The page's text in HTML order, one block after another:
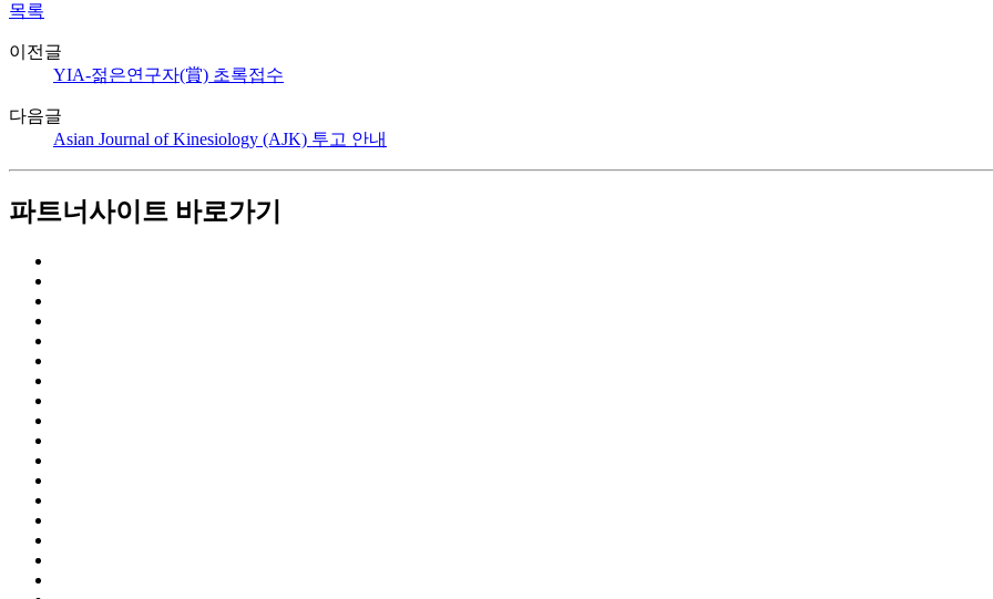
목록
이전글
YIA-젊은연구자(賞) 초록접수
다음글
Asian Journal of Kinesiology (AJK) 투고 안내
파트너사이트 바로가기